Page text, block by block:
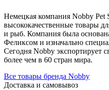
Немецкая компания Nobby Pet
высококачественные товары
и рыб. Компания была
Феликсом и изначально
Сегодня Nobby экспортирует
более чем в 60 стран мира.
Все товары бренда Nobby
Доставка и самовывоз